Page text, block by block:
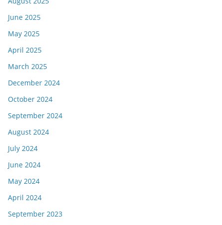
June 2025
May 2025
April 2025
March 2025
December 2024
October 2024
September 2024
August 2024
July 2024
June 2024
May 2024
April 2024
September 2023